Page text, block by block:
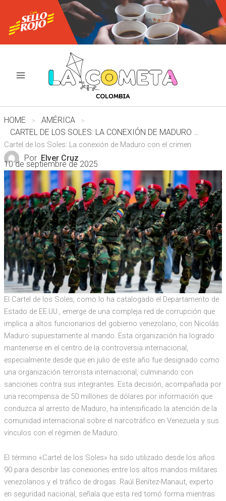
contenido
HOME
AMÉRICA
CARTEL DE LOS SOLES: LA CONEXIÓN DE MADURO CON EL CRIMEN
Cartel de los Soles: La conexión de Maduro con el crimen
Por Elver Cruz
10 de septiembre de 2025
El Cartel de los Soles, como lo ha catalogado el Departamento de
Estado de EE.UU., emerge de una compleja red de corrupción que
implica a altos funcionarios del gobierno venezolano, con Nicolás
Maduro supuestamente al mando. Esta organización ha logrado
mantenerse en el centro de la controversia internacional,
especialmente desde que en julio de este año fue designado como
una organización terrorista internacional, culminando con
sanciones contra sus integrantes. Esta decisión, acompañada por
una recompensa de 50 millones de dólares por información que
conduzca al arresto de Maduro, ha intensificado la atención de la
comunidad internacional sobre el narcotráfico en Venezuela y sus
vínculos con el régimen de Maduro.
El término «Cartel de los Soles» ha sido utilizado desde los años
90 para describir las conexiones entre los altos mandos militares
venezolanos y el tráfico de drogas. Raúl Benítez-Manaut, experto
en seguridad nacional, señala que esta red tomó forma mientras